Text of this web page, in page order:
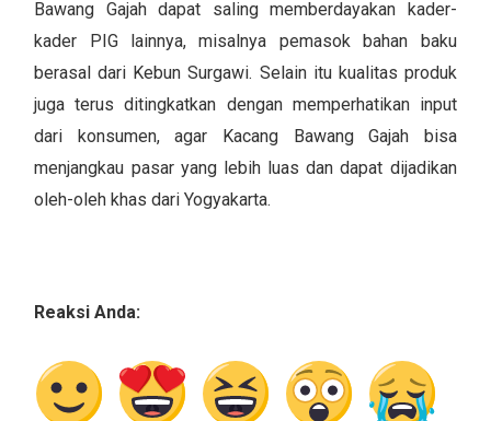
Bawang Gajah dapat saling memberdayakan kader-
kader PIG lainnya, misalnya pemasok bahan baku
berasal dari Kebun Surgawi. Selain itu kualitas produk
juga terus ditingkatkan dengan memperhatikan input
dari konsumen, agar Kacang Bawang Gajah bisa
menjangkau pasar yang lebih luas dan dapat dijadikan
oleh-oleh khas dari Yogyakarta.
Reaksi Anda: